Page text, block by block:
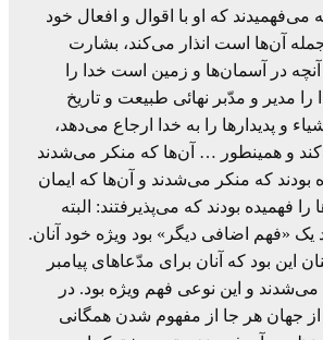
که او با اقوال و افعال خود
آن‌ها است انذار می‌کند، بشارت
در آسمان‌ها و زمین است خدا را
را مدیر و مدّبر نهائی طبیعت و تاریخ
و پدیدارها را به خدا ارجاع می‌دهد،
و همینطور … آن‌ها که منکر می‌شدند
بودند که منکر می‌شدند و آن‌ها که ایمان
فهمیده بودند که می‌پذیرفتند: البته
«فهم اضافی دیگر» بود ویژه خود آنان.
این بود که آنان برای مدّعاهای پیامبر
و این نوعی فهم ویژه بود. در
از جهان هر جا از مفهوم شدن همگانی